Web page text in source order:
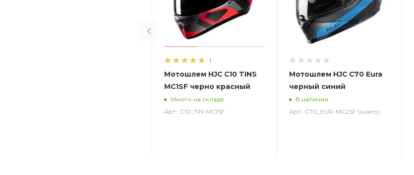
1
Мотошлем HJC C10 TINS
MC1SF черно красный
Много на складе
Арт.: C10_TIN-MC1SF
Мотошлем HJC C70 Eura
черный синий
В наличии
Арт.: C70_EUR-MC2SF (снято)